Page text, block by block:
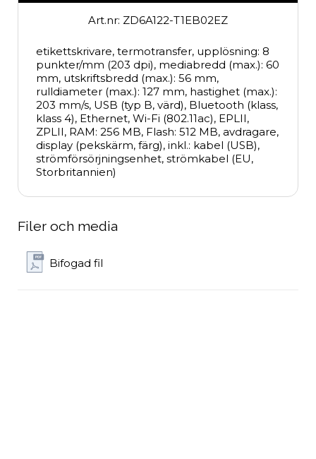
Art.nr: ZD6A122-T1EB02EZ
etikettskrivare, termotransfer, upplösning: 8
punkter/mm (203 dpi), mediabredd (max.): 60
mm, utskriftsbredd (max.): 56 mm,
rulldiameter (max.): 127 mm, hastighet (max.):
203 mm/s, USB (typ B, värd), Bluetooth (klass,
klass 4), Ethernet, Wi-Fi (802.11ac), EPLII,
ZPLII, RAM: 256 MB, Flash: 512 MB, avdragare,
display (pekskärm, färg), inkl.: kabel (USB),
strömförsörjningsenhet, strömkabel (EU,
Storbritannien)
Filer och media
Bifogad fil